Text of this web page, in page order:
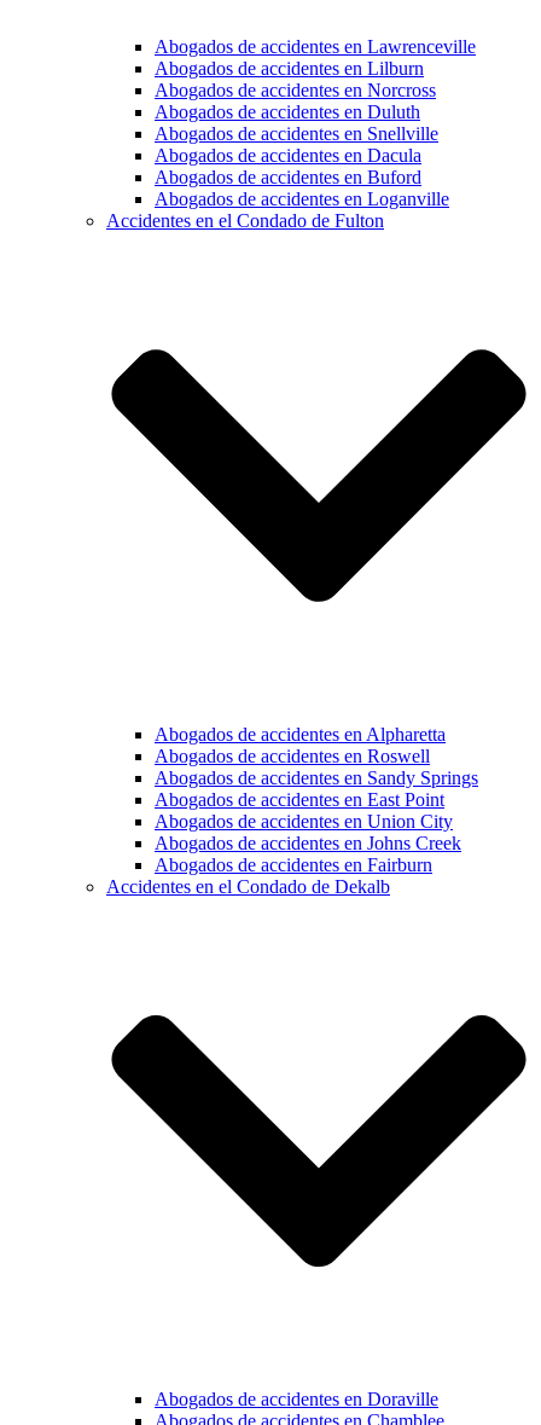
Abogados de accidentes en Lawrenceville
Abogados de accidentes en Lilburn
Abogados de accidentes en Norcross
Abogados de accidentes en Duluth
Abogados de accidentes en Snellville
Abogados de accidentes en Dacula
Abogados de accidentes en Buford
Abogados de accidentes en Loganville
Accidentes en el Condado de Fulton
Abogados de accidentes en Alpharetta
Abogados de accidentes en Roswell
Abogados de accidentes en Sandy Springs
Abogados de accidentes en East Point
Abogados de accidentes en Union City
Abogados de accidentes en Johns Creek
Abogados de accidentes en Fairburn
Accidentes en el Condado de Dekalb
Abogados de accidentes en Doraville
Abogados de accidentes en Chamblee